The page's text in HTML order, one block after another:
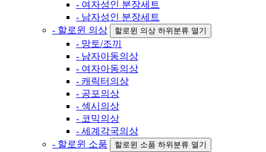
- 여자성인 분장세트
- 남자성인 분장세트
- 할로윈 의상
할로윈 의상 하위분류 열기
- 망토/조끼
- 남자아동의상
- 여자아동의상
- 캐릭터의상
- 공포의상
- 섹시의상
- 코믹의상
- 세계각국의상
- 할로윈 소품
할로윈 소품 하위분류 열기